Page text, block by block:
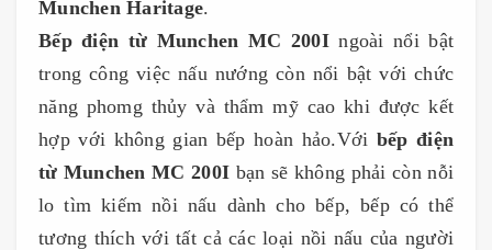
Munchen Haritage.
Bếp điện từ Munchen MC 200Ingoài nổi bật
trong công việc nấu nướng còn nổi bật với chức
năng phomg thủy và thẩm mỹ cao khi được kết
hợp với không gian bếp hoàn hảo.Với bếp điện
từ Munchen MC 200I bạn sẽ không phải còn nỗi
lo tìm kiếm nồi nấu dành cho bếp, bếp có thể
tương thích với tất cả các loại nồi nấu của người